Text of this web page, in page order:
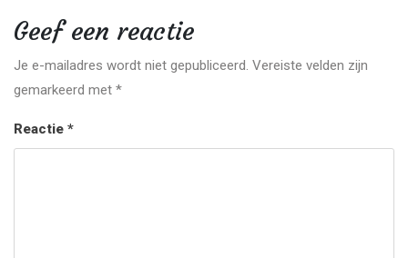
Geef een reactie
Je e-mailadres wordt niet gepubliceerd. Vereiste velden zijn
gemarkeerd met *
Reactie *